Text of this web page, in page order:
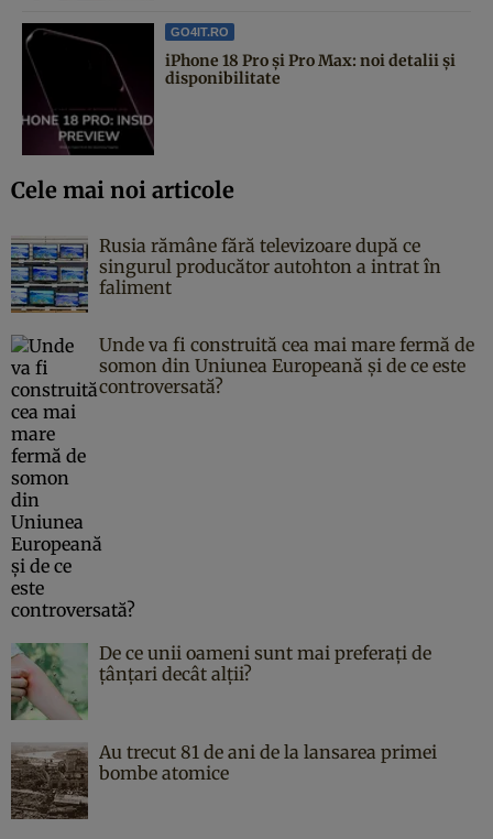
GO4IT.RO
iPhone 18 Pro și Pro Max: noi detalii și
disponibilitate
Cele mai noi articole
Rusia rămâne fără televizoare după ce
singurul producător autohton a intrat în
faliment
Unde va fi construită cea mai mare fermă de
somon din Uniunea Europeană și de ce este
controversată?
De ce unii oameni sunt mai preferați de
țânțari decât alții?
Au trecut 81 de ani de la lansarea primei
bombe atomice